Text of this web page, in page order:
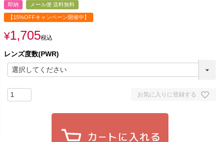
即納 メール便 送料無料
【15%OFFキャンペーン開催中】
¥1,705税込
レンズ度数(PWR)
お気に入りに登録する